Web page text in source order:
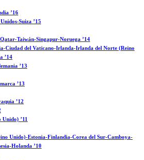
’16
Suiza ’15
Taiwán-Singapur-Noruega ’14
Ciudad del Vaticano-Irlanda-Irlanda del Norte (Reino
’14
’13
’13
’12
Unido) ’11
Unido)-Estonia-Finlandia-Corea del Sur-Camboya-
Holanda ’10